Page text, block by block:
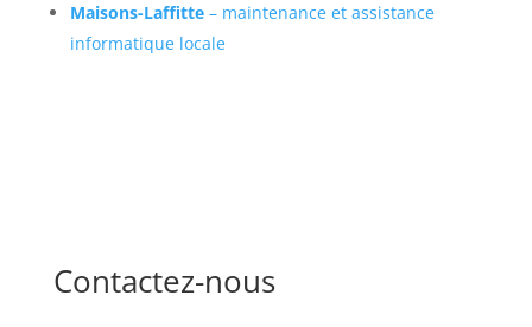
Maisons-Laffitte– maintenance et assistance
informatique locale
Contactez-nous